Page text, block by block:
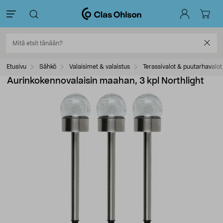
Etusivu Sähkö Valaisimet & valaistus Terassivalot & puutarhavalot
Aurinkokennovalaisin maahan, 3 kpl Northlight